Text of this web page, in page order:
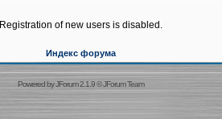
Registration of new users is disabled.
Индекс форума
Powered byJForum 2.1.9©JForum Team